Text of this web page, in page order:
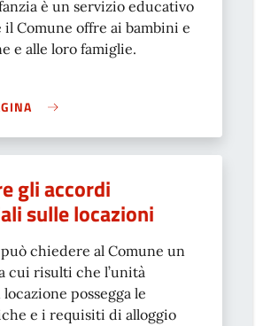
è un servizio educativo
Comune offre ai bambini e
e alle loro famiglie.
gli accordi
sulle locazioni
chiedere al Comune un
cui risulti che l’unità
possegga le
e i requisiti di alloggio